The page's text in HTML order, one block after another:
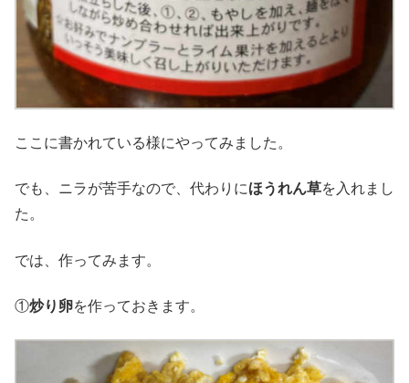
ここに書かれている様にやってみました。
でも、ニラが苦手なので、代わりにほうれん草を入れまし
た。
では、作ってみます。
①炒り卵を作っておきます。